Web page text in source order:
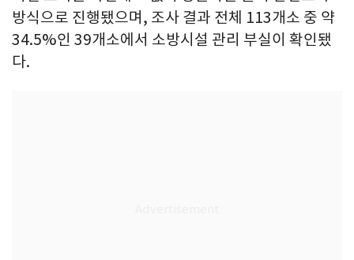
방식으로 진행됐으며, 조사 결과 전체 113개소 중 약
34.5%인 39개소에서 소방시설 관리 부실이 확인됐
다.